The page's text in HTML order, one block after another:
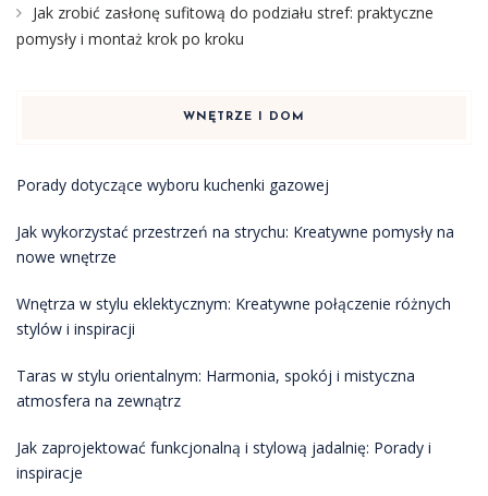
Jak zrobić zasłonę sufitową do podziału stref: praktyczne
pomysły i montaż krok po kroku
WNĘTRZE I DOM
Porady dotyczące wyboru kuchenki gazowej
Jak wykorzystać przestrzeń na strychu: Kreatywne pomysły na
nowe wnętrze
Wnętrza w stylu eklektycznym: Kreatywne połączenie różnych
stylów i inspiracji
Taras w stylu orientalnym: Harmonia, spokój i mistyczna
atmosfera na zewnątrz
Jak zaprojektować funkcjonalną i stylową jadalnię: Porady i
inspiracje